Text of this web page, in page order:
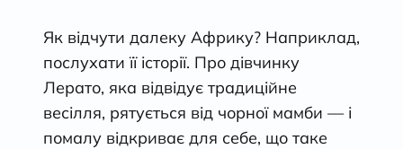
Як відчути далеку Африку? Наприклад,
послухати її історії. Про дівчинку
Лерато, яка відвідує традиційне
весілля, рятується від чорної мамби — і
помалу відкриває для себе, що таке